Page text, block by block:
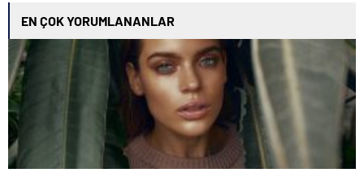
EN ÇOK YORUMLANANLAR